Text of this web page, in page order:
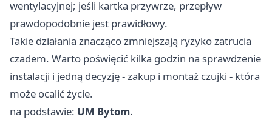
wentylacyjnej; jeśli kartka przywrze, przepływ
prawdopodobnie jest prawidłowy.
Takie działania znacząco zmniejszają ryzyko zatrucia
czadem. Warto poświęcić kilka godzin na sprawdzenie
instalacji i jedną decyzję - zakup i montaż czujki - która
może ocalić życie.
na podstawie: UM Bytom.